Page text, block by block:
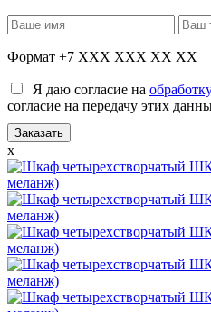
Формат +7 XXX XXX XX XX
Я даю согласие на
согласие на передачу этих
x